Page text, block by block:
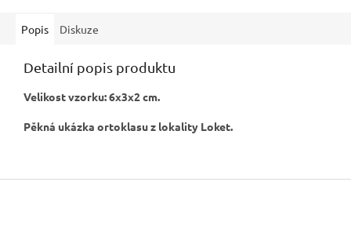
Popis Diskuze
Detailní popis produktu
Velikost vzorku: 6x3x2 cm.
Pěkná ukázka ortoklasu z lokality Loket.
Z